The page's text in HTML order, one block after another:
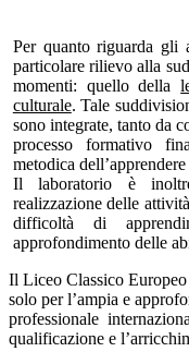
Per quanto riguarda gli
particolare rilievo alla
momenti: quello della
culturale. Tale
sono integrate, tanto da
processo formativo
metodica
Il laboratorio è
realizzazione delle
difficoltà di
approfondimento delle
Il Liceo Classico
solo per l’ampia e
professionale
qualificazione e